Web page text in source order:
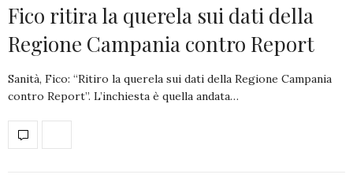
Fico ritira la querela sui dati della
Regione Campania contro Report
Sanità, Fico: “Ritiro la querela sui dati della Regione Campania
contro Report”. L’inchiesta è quella andata…